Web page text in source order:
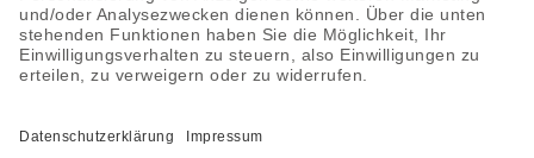
Abmeldung jederzeit möglich.